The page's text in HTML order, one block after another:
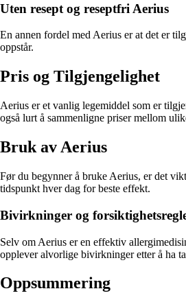
Uten resept og reseptfri Aerius
En annen fordel med Aerius er at det er
oppstår.
Pris og Tilgjengelighet
Aerius er et vanlig legemiddel som er
også lurt å sammenligne priser mellom
Bruk av Aerius
Før du begynner å bruke Aerius, er det
tidspunkt hver dag for beste effekt.
Bivirkninger og
Selv om Aerius er en effektiv
opplever alvorlige bivirkninger etter å ha
Oppsummering